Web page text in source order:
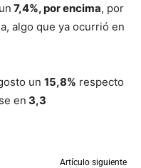
7,4%, por encima, por
algo que ya ocurrió en
un 15,8% respecto
en 3,3
Artículo siguiente